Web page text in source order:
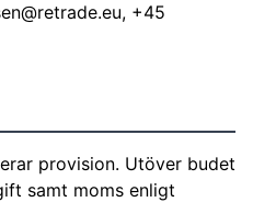
, +45
provision. Utöver budet
samt moms enligt